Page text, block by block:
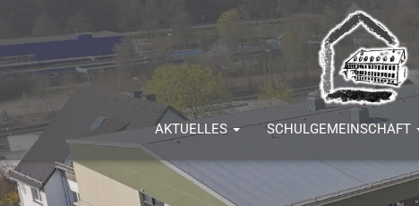
AKTUELLES SCHULGEMEINSCHAFT